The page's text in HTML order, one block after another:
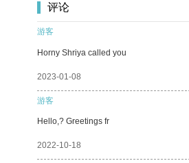
评论
游客
Horny Shriya called you
2023-01-08
游客
Hello,? Greetings fr
2022-10-18